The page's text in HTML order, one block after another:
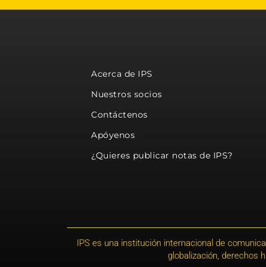
Acerca de IPS
Nuestros socios
Contáctenos
Apóyenos
¿Quieres publicar notas de IPS?
IPS es una institución internacional de
globalización, derechos